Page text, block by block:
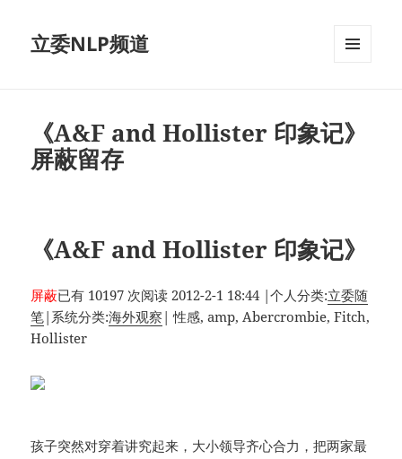
立委NLP频道
《A&F and Hollister 印象记》
屏蔽留存
《A&F and Hollister 印象记》
屏蔽已有 10197 次阅读 2012-2-1 18:44 |个人分类:立委随
笔| 系统分类:海外观察 | 性感, amp, Abercrombie, Fitch,
Hollister
孩子突然对穿着讲究起来，大小领导齐心合力，把两家最